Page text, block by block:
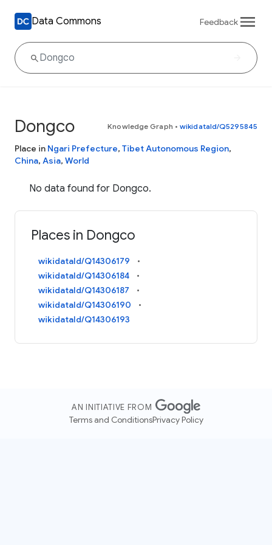
Data Commons Feedback
Dongco Knowledge Graph • wikidataId/Q5295845
Place in Ngari Prefecture, Tibet Autonomous Region,
China, Asia, World
No data found for Dongco.
Places in Dongco
wikidataId/Q14306179
wikidataId/Q14306184
wikidataId/Q14306187
wikidataId/Q14306190
wikidataId/Q14306193
AN INITIATIVE FROM
Terms and ConditionsPrivacy Policy